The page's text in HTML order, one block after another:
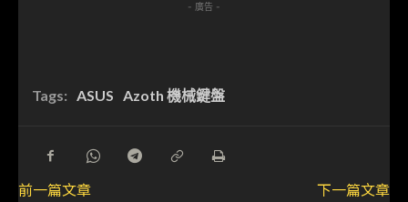
- 廣告 -
Tags: ASUS Azoth 機械鍵盤
前一篇文章
下一篇文章